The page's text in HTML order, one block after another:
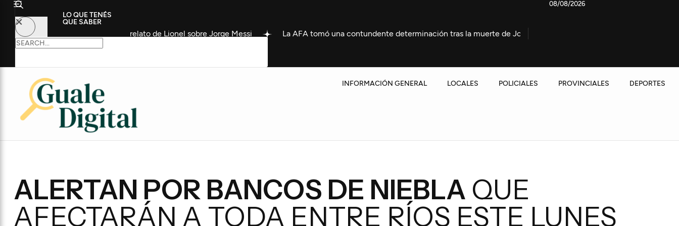
LO QUE TENÉS
QUE SABER
y ganábamos todo”: el relato de Lionel sobre Jorge Messi La AFA tomó una contundente determinación tras la muerte de Jorge Messi
08/08/2026
INFORMACIÓN GENERAL LOCALES POLICIALES PROVINCIALES DEPORTES
ALERTAN POR BANCOS DE NIEBLA QUE
AFECTARÁN A TODA ENTRE RÍOS ESTE LUNES